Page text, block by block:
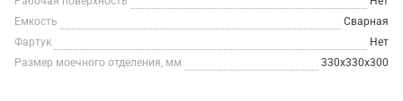
Емкость
Сварная
Фартук
Нет
Размер моечного отделения, мм
330х330х300